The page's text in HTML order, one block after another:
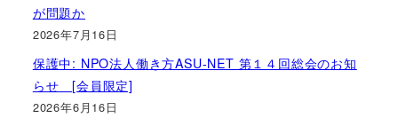
が問題か
2026年7月16日
保護中: NPO法人働き方ASU-NET 第１４回総会のお知
らせ [会員限定]
2026年6月16日